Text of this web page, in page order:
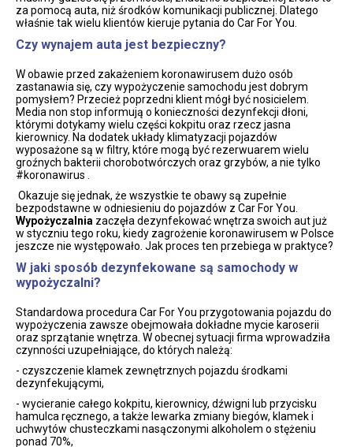
za pomocą auta, niż środków komunikacji publicznej. Dlatego
właśnie tak wielu klientów kieruje pytania do Car For You.
Czy wynajem auta jest bezpieczny?
W obawie przed zakażeniem koronawirusem dużo osób
zastanawia się, czy wypożyczenie samochodu jest dobrym
pomysłem? Przecież poprzedni klient mógł być nosicielem.
Media non stop informują o konieczności dezynfekcji dłoni,
którymi dotykamy wielu części kokpitu oraz rzecz jasna
kierownicy. Na dodatek układy klimatyzacji pojazdów
wyposażone są w filtry, które mogą być rezerwuarem wielu
groźnych bakterii chorobotwórczych oraz grzybów, a nie tylko
#koronawirus .
Okazuje się jednak, że wszystkie te obawy są zupełnie
bezpodstawne w odniesieniu do pojazdów z Car For You.
Wypożyczalnia zaczęła dezynfekować wnętrza swoich aut już
w styczniu tego roku, kiedy zagrożenie koronawirusem w Polsce
jeszcze nie występowało. Jak proces ten przebiega w praktyce?
W jaki sposób dezynfekowane są samochody w
wypożyczalni?
Standardowa procedura Car For You przygotowania pojazdu do
wypożyczenia zawsze obejmowała dokładne mycie karoserii
oraz sprzątanie wnętrza. W obecnej sytuacji firma wprowadziła
czynności uzupełniające, do których należą:
- czyszczenie klamek zewnętrznych pojazdu środkami
dezynfekującymi,
- wycieranie całego kokpitu, kierownicy, dźwigni lub przycisku
hamulca ręcznego, a także lewarka zmiany biegów, klamek i
uchwytów chusteczkami nasączonymi alkoholem o stężeniu
ponad 70%,